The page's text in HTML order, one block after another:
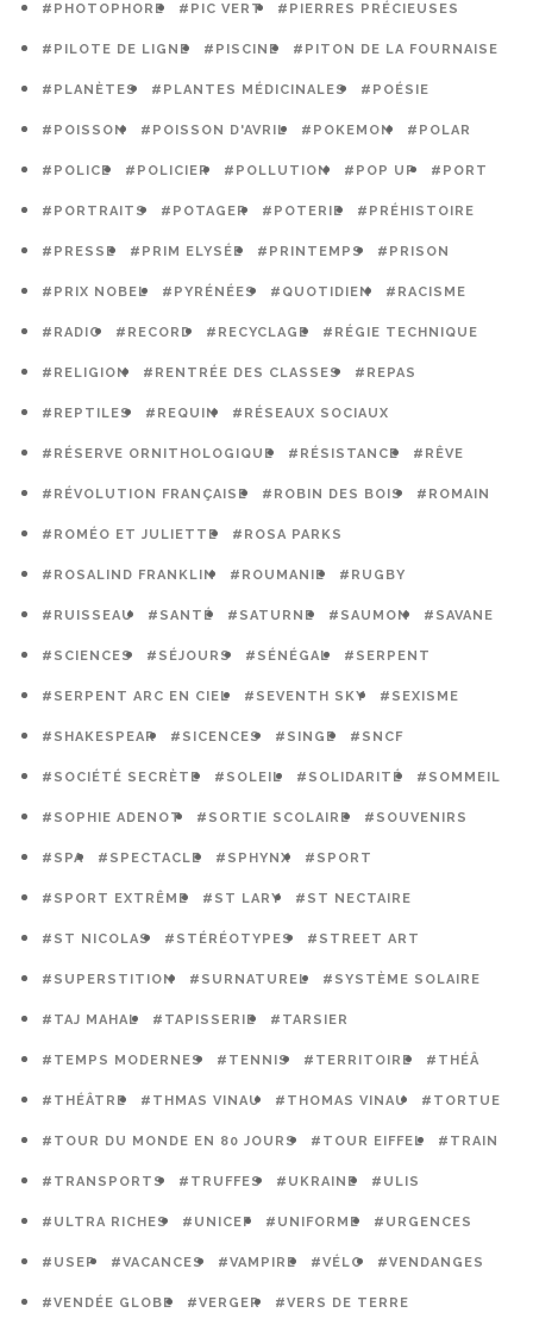
#PHOTOPHORE #PIC VERT #PIERRES PRÉCIEUSES
#PILOTE DE LIGNE #PISCINE #PITON DE LA FOURNAISE
#PLANÈTES #PLANTES MÉDICINALES #POÉSIE
#POISSON #POISSON D'AVRIL #POKEMON #POLAR
#POLICE #POLICIER #POLLUTION #POP UP #PORT
#PORTRAITS #POTAGER #POTERIE #PRÉHISTOIRE
#PRESSE #PRIM ELYSÉE #PRINTEMPS #PRISON
#PRIX NOBEL #PYRÉNÉES #QUOTIDIEN #RACISME
#RADIO #RECORD #RECYCLAGE #RÉGIE TECHNIQUE
#RELIGION #RENTRÉE DES CLASSES #REPAS
#REPTILES #REQUIN #RÉSEAUX SOCIAUX
#RÉSERVE ORNITHOLOGIQUE #RÉSISTANCE #RÊVE
#RÉVOLUTION FRANÇAISE #ROBIN DES BOIS #ROMAIN
#ROMÉO ET JULIETTE #ROSA PARKS
#ROSALIND FRANKLIN #ROUMANIE #RUGBY
#RUISSEAU #SANTÉ #SATURNE #SAUMON #SAVANE
#SCIENCES #SÉJOURS #SÉNÉGAL #SERPENT
#SERPENT ARC EN CIEL #SEVENTH SKY #SEXISME
#SHAKESPEAR #SICENCES #SINGE #SNCF
#SOCIÉTÉ SECRÈTE #SOLEIL #SOLIDARITÉ #SOMMEIL
#SOPHIE ADENOT #SORTIE SCOLAIRE #SOUVENIRS
#SPA #SPECTACLE #SPHYNX #SPORT
#SPORT EXTRÊME #ST LARY #ST NECTAIRE
#ST NICOLAS #STÉRÉOTYPES #STREET ART
#SUPERSTITION #SURNATUREL #SYSTÈME SOLAIRE
#TAJ MAHAL #TAPISSERIE #TARSIER
#TEMPS MODERNES #TENNIS #TERRITOIRE #THÉÂ
#THÉÂTRE #THMAS VINAU #THOMAS VINAU #TORTUE
#TOUR DU MONDE EN 80 JOURS #TOUR EIFFEL #TRAIN
#TRANSPORTS #TRUFFES #UKRAINE #ULIS
#ULTRA RICHES #UNICEF #UNIFORME #URGENCES
#USEP #VACANCES #VAMPIRE #VÉLO #VENDANGES
#VENDÉE GLOBE #VERGER #VERS DE TERRE